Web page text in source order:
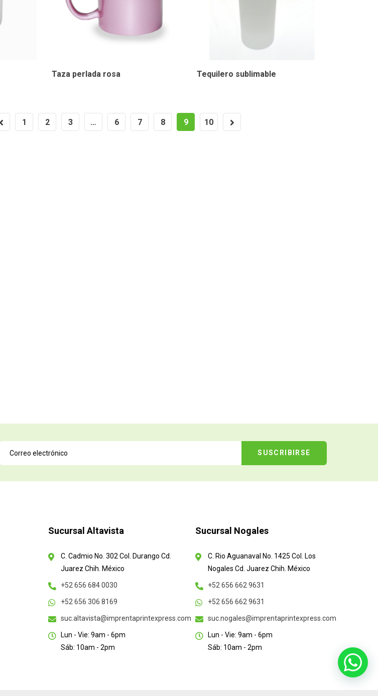
Taza perlada rosa Tequilero sublimable
1 2 3 … 6 7 8 9 10
Sucursal Altavista
C. Cadmio No. 302 Col. Durango Cd.
Juarez Chih. México
+52 656 684 0030
+52 656 306 8169
suc.altavista@imprentaprintexpress.com
Lun - Vie: 9am - 6pm
Sáb: 10am - 2pm
Sucursal Nogales
C. Rio Aguanaval No. 1425 Col. Los
Nogales Cd. Juarez Chih. México
+52 656 662 9631
+52 656 662 9631
suc.nogales@imprentaprintexpress.com
Lun - Vie: 9am - 6pm
Sáb: 10am - 2pm